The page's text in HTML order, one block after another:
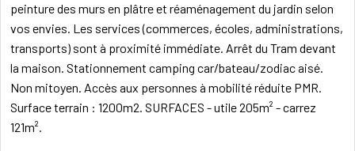
peinture des murs en plâtre et réaménagement du jardin selon
vos envies. Les services (commerces, écoles, administrations,
transports) sont à proximité immédiate. Arrêt du Tram devant
la maison. Stationnement camping car/bateau/zodiac aisé.
Non mitoyen. Accès aux personnes à mobilité réduite PMR.
Surface terrain : 1200m2. SURFACES - utile 205m² - carrez
121m².